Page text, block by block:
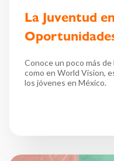
La Juventud
Conoce un poco más
como en World Vision,
los jóvenes en México.